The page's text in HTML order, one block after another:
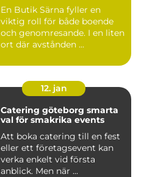
En Butik Särna fyller en
viktig roll för både boende
och genomresande. I en liten
ort där avstånden ...
12. jan
Catering göteborg smarta
val för smakrika events
Att boka catering till en fest
eller ett företagsevent kan
verka enkelt vid första
anblick. Men när ...